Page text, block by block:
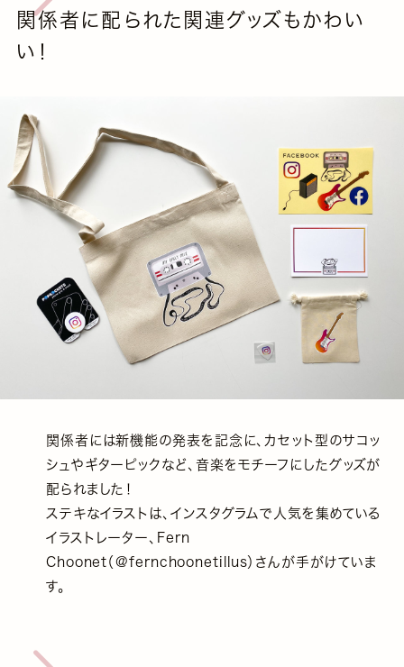
関係者に配られた関連グッズもかわい
い！
関係者には新機能の発表を記念に、カセット型のサコッ
シュやギターピックなど、音楽をモチーフにしたグッズが
配られました！
ステキなイラストは、インスタグラムで人気を集めている
イラストレーター、Fern
Choonet（@fernchoonetillus）さんが手がけていま
す。